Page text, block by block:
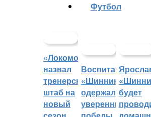
«Локомотив»
назвал
тренерский
штаб на
новый
Футбол
Воспитанники
«Шинника»
одержали
уверенные
будет